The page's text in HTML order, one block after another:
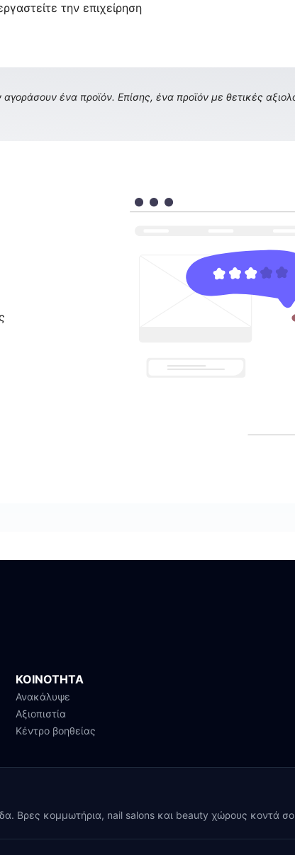
την επιχείρηση
ένα προϊόν. Επίσης, ένα προϊόν με θετικές
ΚΟΙΝΟΤΗΤΑ
Ανακάλυψε
Αξιοπιστία
Κέντρο βοηθείας
Βρες κομμωτήρια, nail salons και beauty χώρους κοντά